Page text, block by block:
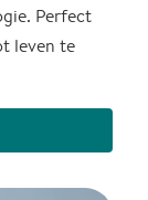
Perfect
leven te